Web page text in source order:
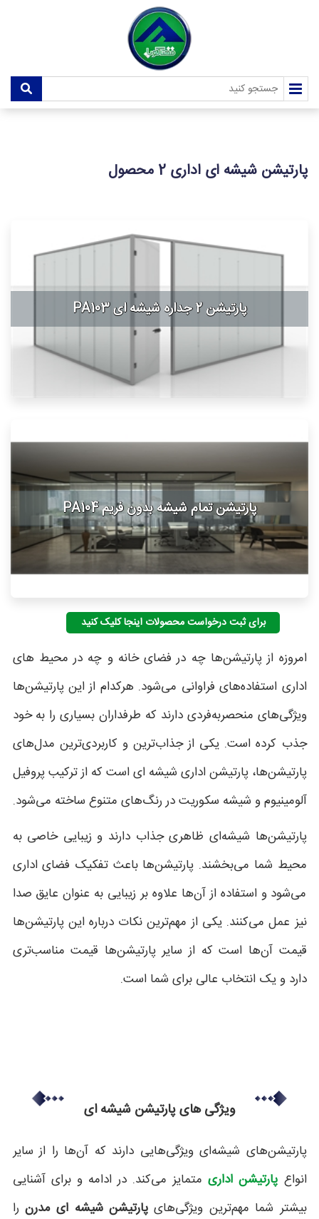
پارتیشن شیشه ای اداری 2 محصول
پارتیشن 2 جداره شیشه ای PA103
پارتیشن تمام شیشه بدون فریم PA104
برای ثبت درخواست محصولات اینجا کلیک کنید
امروزه از پارتیشن‌ها چه در فضای خانه و چه در محیط های
اداری استفاده‌های فراوانی می‌شود. هرکدام از این پارتیشن‌ها
ویژگی‌های منحصربه‌فردی دارند که طرفداران بسیاری را به خود
جذب کرده است. یکی از جذاب‌ترین و کاربردی‌ترین مدل‌های
پارتیشن‌ها، پارتیشن اداری شیشه ای است که از ترکیب پروفیل
آلومینیوم و شیشه سکوریت در رنگ‌های متنوع ساخته می‌شود.
پارتیشن‌ها شیشه‌ای ظاهری جذاب دارند و زیبایی خاصی به
محیط شما می‌بخشند. پارتیشن‌ها باعث تفکیک فضای اداری
می‌شود و استفاده از آن‌ها علاوه بر زیبایی به عنوان عایق صدا
نیز عمل می‌کنند. یکی از مهم‌ترین نکات درباره این پارتیشن‌ها
قیمت آن‌ها است که از سایر پارتیشن‌ها قیمت مناسب‌تری
دارد و یک انتخاب عالی برای شما است.
ویژگی های پارتیشن شیشه ای
پارتیشن‌های شیشه‌ای ویژگی‌هایی دارند که آن‌ها را از سایر
انواع پارتیشن اداریمتمایز می‌کند. در ادامه و برای آشنایی
بیشتر شما مهم‌ترین ویژگی‌هایپارتیشن شیشه ای مدرن را